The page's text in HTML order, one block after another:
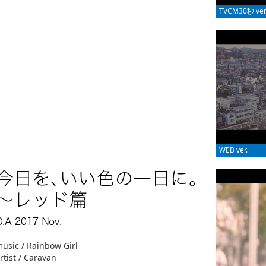
TVCM30秒
WEB ver.
/ Rainbow Girl
/ Caravan